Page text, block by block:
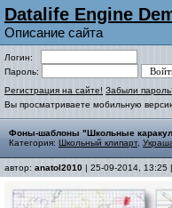
Datalife Engine
Описание сайта
Логин:
Пароль:
Регистрация на сайте! Забыли
Вы просматриваете мобильную
Фоны-шаблоны "Школьные
Категория: Школьный клипарт,
автор: anatol2010 | 25-09-2014, 13:25